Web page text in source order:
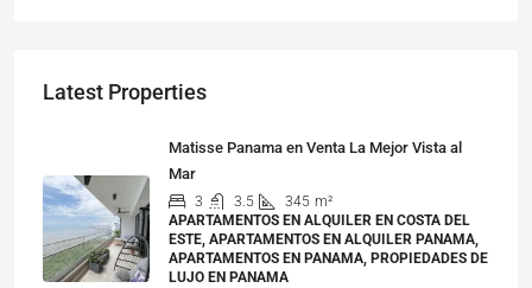
Latest Properties
Matisse Panama en Venta La Mejor Vista al
Mar
3 3.5 345 m²
APARTAMENTOS EN ALQUILER EN COSTA DEL
ESTE, APARTAMENTOS EN ALQUILER PANAMA,
APARTAMENTOS EN PANAMA, PROPIEDADES DE
LUJO EN PANAMA